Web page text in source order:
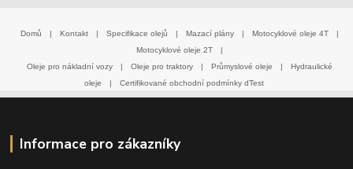
Domů | Kontakt | Specifikace olejů | Mazací plány | Motocyklové oleje 4T
|
Motocyklové oleje 2T
|
Oleje pro nákladní vozy
| Oleje pro traktory | Průmyslové oleje |
Hydraulické
oleje
| Certifikované obchodní podmínky dTest
Informace pro zákazníky